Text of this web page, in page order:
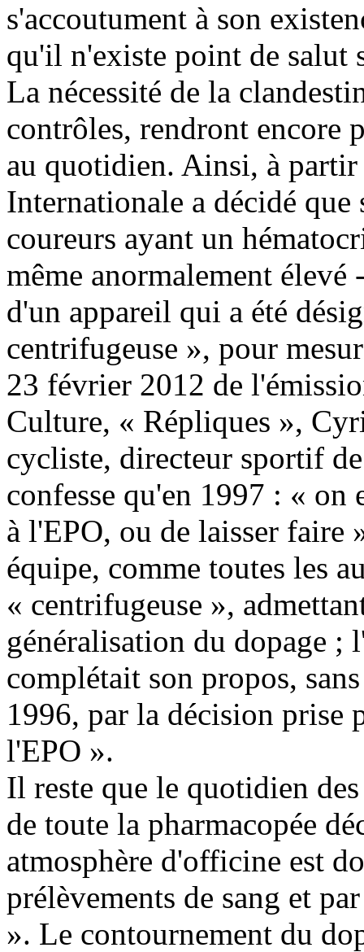
s'accoutument à son
qu'il n'existe point de salut
La nécessité de la
contrôles, rendront encore
au quotidien. Ainsi, à
Internationale a décidé
coureurs ayant un
même anormalement élevé
d'un appareil qui a été
centrifugeuse », pour
23 février 2012 de
Culture, « Répliques »,
cycliste, directeur sportif
confesse qu'en 1997 : « on
à l'EPO, ou de laisser faire
équipe, comme toutes les
« centrifugeuse »,
généralisation du dopage
complétait son propos,
1996, par la décision prise
l'EPO ».
Il reste que le quotidien
de toute la pharmacopée
atmosphère d'officine est
prélèvements de sang et
». Le contournement du